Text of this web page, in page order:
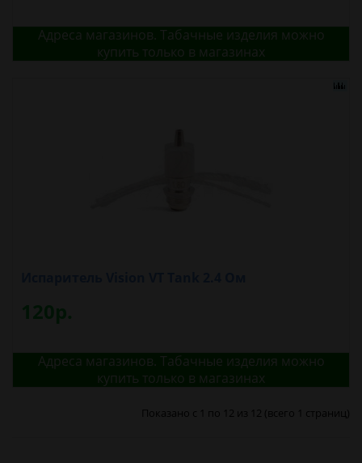
Адреса магазинов. Табачные изделия можно
купить только в магазинах
120р.
Адреса магазинов. Табачные изделия можно
купить только в магазинах
Показано с 1 по 12 из 12 (всего 1 страниц)